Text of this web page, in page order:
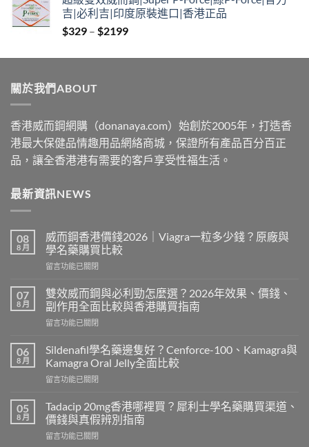
through
$2229
吉|必利吉|印度原裝進口|香港正品
$329 – $2199Price
$329
關於我們ABOUT
香港威而鋼網購（donanaya.com）始創於2005年，打造香
港最大保健品情趣用品網絡商城，保證所有產品百分百正
品，讓全香港港有需要的客戶享受性福生活。
最新資訊NEWS
08
8 月
威而鋼香港價錢2026｜Viagra一粒多少錢？原廠與
學名藥購買比較
在
而
鋼
香
港
錢
2026
Viagra
粒
多
錢？
留言功能已關閉
07
8 月
雙效威而鋼與必利勁怎麼選？2026年效果、價錢、
副作用全面比較與香港購買指南
在
效
威
而
鋼
必
利
勁
怎
留言功能已關閉
06
8 月
Sildenafil學名藥邊隻好？Cenforce-100、Kamagra與
Kamagra Oral Jelly全面比較
在
學
名
藥
邊
留言功能已關閉
05
8 月
Tadacip 20mg香港哪裡買？犀利士學名藥購買渠道、
價錢與真假辨別指南
在
留言功能已關閉